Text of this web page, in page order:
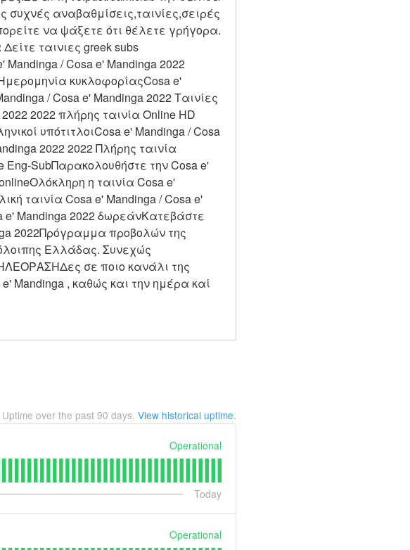
αναβαθμίσεις,ταινίες,σειρές
να ψάξετε ότι θέλετε γρήγορα.
ταινιες greek subs
/ Cosa e' Mandinga 2022
κυκλοφορίαςCosa e'
/ Cosa e' Mandinga 2022 Ταινίες
2022 πλήρης ταινία Online HD
υπότιτλοιCosa e' Mandinga / Cosa
2022 2022 Πλήρης ταινία
Eng-SubΠαρακολουθήστε την Cosa e'
η ταινία Cosa e'
ταινία Cosa e' Mandinga / Cosa e'
e' Mandinga 2022 δωρεάνΚατεβάστε
2022Πρόγραμμα προβολών της
Ελλάδας. Συνεχώς
σε ποιο κανάλι της
Mandinga , καθώς και την ημέρα καί
Uptime over the past 90 days. View historical uptime.
Operational
Today
Operational